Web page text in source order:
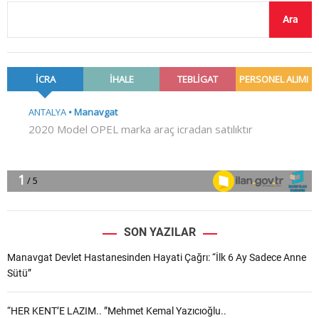
Ara
SON YAZILAR
Manavgat Devlet Hastanesinden Hayati Çağrı: “İlk 6 Ay Sadece Anne
Sütü”
“HER KENT’E LAZIM.. ”Mehmet Kemal Yazıcıoğlu..